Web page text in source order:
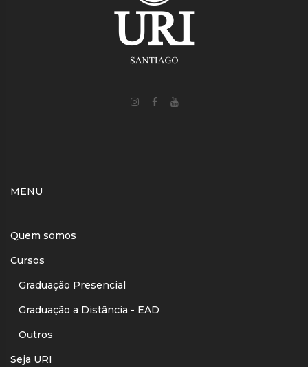
MENU
Quem somos
Cursos
Graduação Presencial
Graduação a Distância - EAD
Outros
Seja URI